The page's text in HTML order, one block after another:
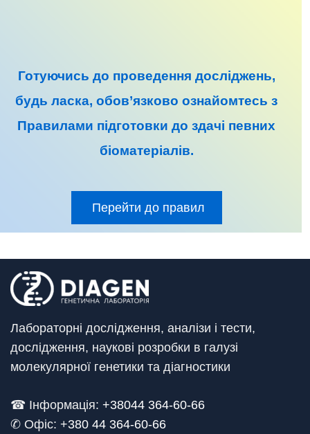
Готуючись до проведення досліджень,
будь ласка, обов’язково ознайомтесь з
Правилами підготовки до здачі певних
біоматеріалів.
Перейти до правил
Лабораторні дослідження, аналізи і тести,
дослідження, наукові розробки в галузі
молекулярної генетики та діагностики
☎ Інформація: +38044 364-60-66
✆ Офіс: +380 44 364-60-66